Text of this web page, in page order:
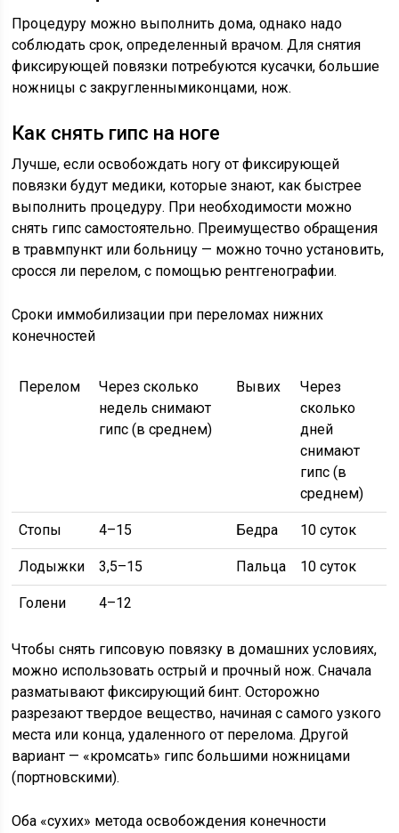
Процедуру можно выполнить дома, однако надо
соблюдать срок, определенный врачом. Для снятия
фиксирующей повязки потребуются кусачки, большие
ножницы с закругленнымиконцами, нож.
Как снять гипс на ноге
Лучше, если освобождать ногу от фиксирующей
повязки будут медики, которые знают, как быстрее
выполнить процедуру. При необходимости можно
снять гипс самостоятельно. Преимущество обращения
в травмпункт или больницу — можно точно установить,
сросся ли перелом, с помощью рентгенографии.
Сроки иммобилизации при переломах нижних
конечностей
Перелом
Через сколько
недель снимают
гипс (в среднем)
Вывих
Через
сколько
дней
снимают
гипс (в
среднем)
Стопы 4–15 Бедра 10 суток
Лодыжки 3,5–15 Пальца 10 суток
Голени 4–12
Чтобы снять гипсовую повязку в домашних условиях,
можно использовать острый и прочный нож. Сначала
разматывают фиксирующий бинт. Осторожно
разрезают твердое вещество, начиная с самого узкого
места или конца, удаленного от перелома. Другой
вариант — «кромсать» гипс большими ножницами
(портновскими).
Оба «сухих» метода освобождения конечности